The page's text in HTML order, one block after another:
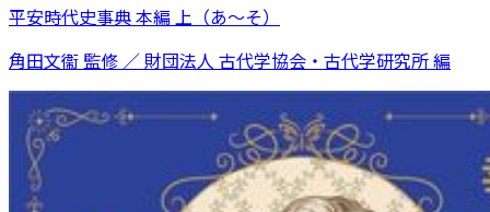
平安時代史事典 本編 上（あ～そ）
角田文衞 監修 ／ 財団法人 古代学協会・古代学研究所 編